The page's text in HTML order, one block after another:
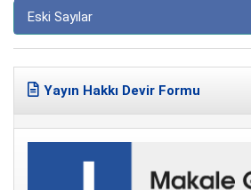
Eski Sayılar
Yayın Hakkı Devir Formu